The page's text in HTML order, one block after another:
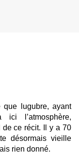
que lugubre, ayant
ici l’atmosphère,
de ce récit. Il y a 70
désormais vieille
rien donné.